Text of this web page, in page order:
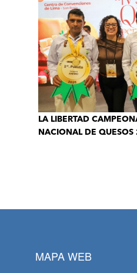
LA LIBERTAD
NACIONAL DE
MAPA WEB